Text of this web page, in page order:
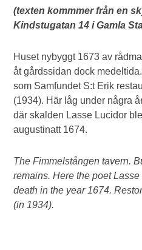
(texten kommmer från en
Kindstugatan 14 i Gamla
Huset nybyggt 1673 av
åt gårdssidan dock
som Samfundet S:t Erik
(1934). Här låg under några
där skalden Lasse Lucidor
augustinatt 1674.
The Fimmelstången tavern.
remains. Here the poet
death in the year 1674.
(in 1934).